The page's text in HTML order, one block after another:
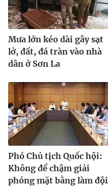
Mưa lớn kéo dài gây sạt
lở, đất, đá tràn vào nhà
dân ở Sơn La
Phó Chủ tịch Quốc hội:
Không để chậm giải
phóng mặt bằng làm đội